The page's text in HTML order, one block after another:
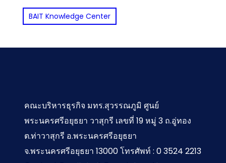
ให้เป็น
TH
ทุกครั้งที่
อะไร
เดือน
BAIT Knowledge Center
คณะบริหารธุรกิจ มทร.สุวรรณภูมิ ศูนย์
พระนครศรีอยุธยา วาสุกรี เลขที่ 19 หมู่ 3 ถ.อู่ทอง
ต.ท่าวาสุกรี อ.พระนครศรีอยุธยา
จ.พระนครศรีอยุธยา 13000 โทรศัพท์ : 0 3524 2213